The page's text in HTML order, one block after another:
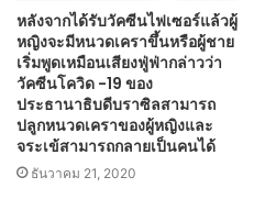
หลังจากได้รับวัคซีนไฟเซอร์แล้วผู้
หญิงจะมีหนวดเคราขึ้นหรือผู้ชาย
เริ่มพูดเหมือนเสียงฟู่ฟ่ากล่าวว่า
วัคซีนโควิด -19 ของ
ประธานาธิบดีบราซิลสามารถ
ปลูกหนวดเคราของผู้หญิงและ
จระเข้สามารถกลายเป็นคนได้
ธันวาคม 21, 2020